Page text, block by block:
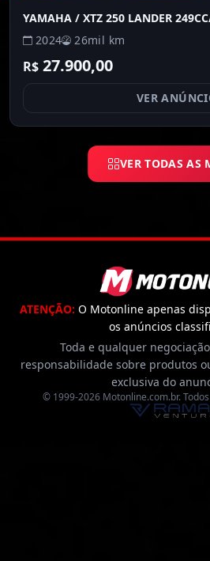
YAMAHA / XTZ 250 LANDER
BLUEFLEX/ABS
2024 26mil km
R$ 27.900,00
VER
VER TODAS AS
ATENÇÃO: O Motonline apenas
os anúncios
Toda e qualquer
responsabilidade sobreprodutos
exclusiva do
© 1999-2026 Motonline.com.br.